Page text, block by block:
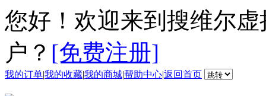
您好！欢迎来到搜维尔
户？ [免费注册]
我的订单|我的收藏|我的商城|帮助中心|返回首页